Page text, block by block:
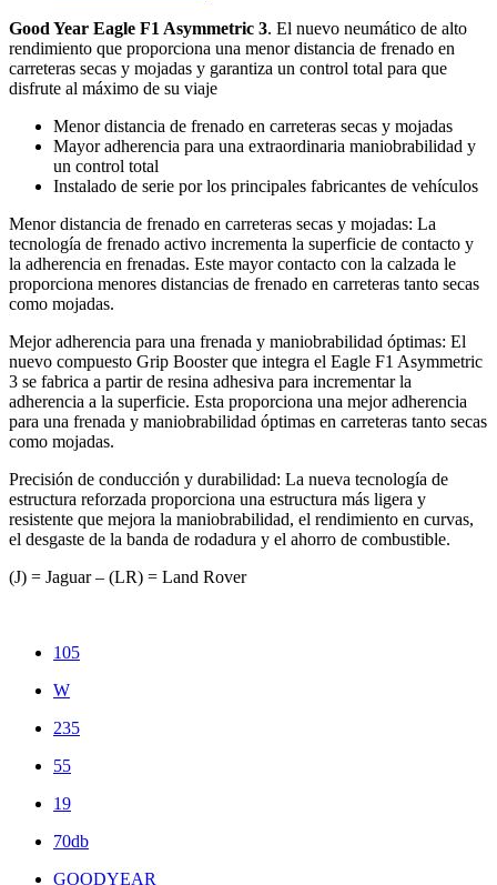
Good Year Eagle F1 Asymmetric 3. El nuevo neumático de alto
rendimiento que proporciona una menor distancia de frenado en
carreteras secas y mojadas y garantiza un control total para que
disfrute al máximo de su viaje
Menor distancia de frenado en carreteras secas y mojadas
Mayor adherencia para una extraordinaria maniobrabilidad y
un control total
Instalado de serie por los principales fabricantes de vehículos
Menor distancia de frenado en carreteras secas y mojadas: La
tecnología de frenado activo incrementa la superficie de contacto y
la adherencia en frenadas. Este mayor contacto con la calzada le
proporciona menores distancias de frenado en carreteras tanto secas
como mojadas.
Mejor adherencia para una frenada y maniobrabilidad óptimas: El
nuevo compuesto Grip Booster que integra el Eagle F1 Asymmetric
3 se fabrica a partir de resina adhesiva para incrementar la
adherencia a la superficie. Esta proporciona una mejor adherencia
para una frenada y maniobrabilidad óptimas en carreteras tanto secas
como mojadas.
Precisión de conducción y durabilidad: La nueva tecnología de
estructura reforzada proporciona una estructura más ligera y
resistente que mejora la maniobrabilidad, el rendimiento en curvas,
el desgaste de la banda de rodadura y el ahorro de combustible.
(J) = Jaguar – (LR) = Land Rover
105
W
235
55
19
70db
GOODYEAR